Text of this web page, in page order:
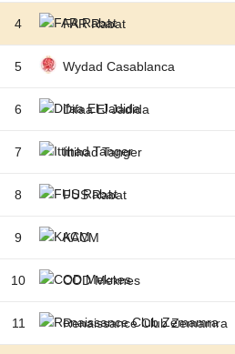
4 FAR Rabat
5 Wydad Casablanca
6 Difaa El Jadida
7 Ittihad Tanger
8 FUS Rabat
9 KACM
10 COD Meknes
11 Renaissance Club Zemamra